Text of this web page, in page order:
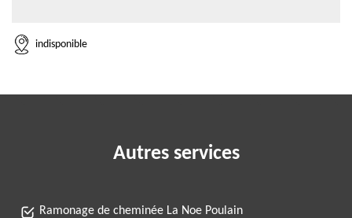
indisponible
Autres services
Ramonage de cheminée La Noe Poulain